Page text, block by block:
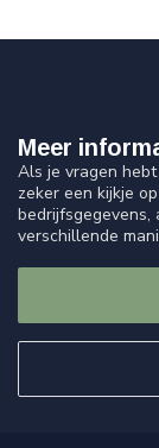
Meer
Als je vragen
zeker een kijkje
verschillende